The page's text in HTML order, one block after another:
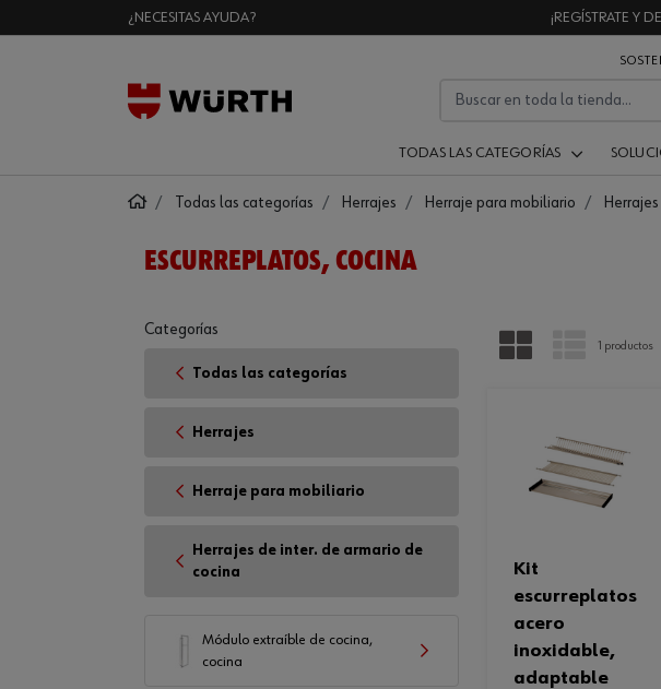
¿NECESITAS AYUDA? ¡REGÍSTRATE Y
TODAS LAS CATEGORÍAS
Todas las categorías Herrajes Herraje para mobiliario
ESCURREPLATOS, COCINA
PARRILLA LISTA
1 productos
kit
escurreplatos
acero
inoxidable,
adaptable
Categorías
Todas las categorías
Herrajes
Herraje para mobiliario
Herrajes de inter. de armario de
cocina
Módulo extraíble de cocina,
cocina